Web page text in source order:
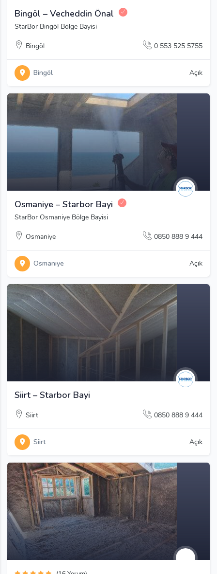
Bingöl – Vecheddin Önal
StarBor Bingöl Bölge Bayisi
Bingöl 0 553 525 5755
Bingöl Açık
Osmaniye – Starbor Bayi
StarBor Osmaniye Bölge Bayisi
Osmaniye 0850 888 9 444
Osmaniye Açık
Siirt – Starbor Bayi
Siirt 0850 888 9 444
Siirt Açık